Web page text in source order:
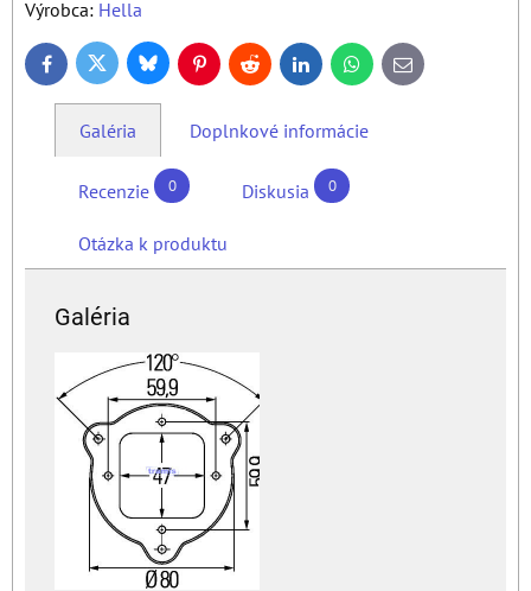
Výrobca: Hella
FacebookTwitter BlueskyPinterestReddit LinkedInWhatsApp
E-
mail
Galéria Doplnkové informácie
Recenzie 0 Diskusia 0
Otázka k produktu
Galéria